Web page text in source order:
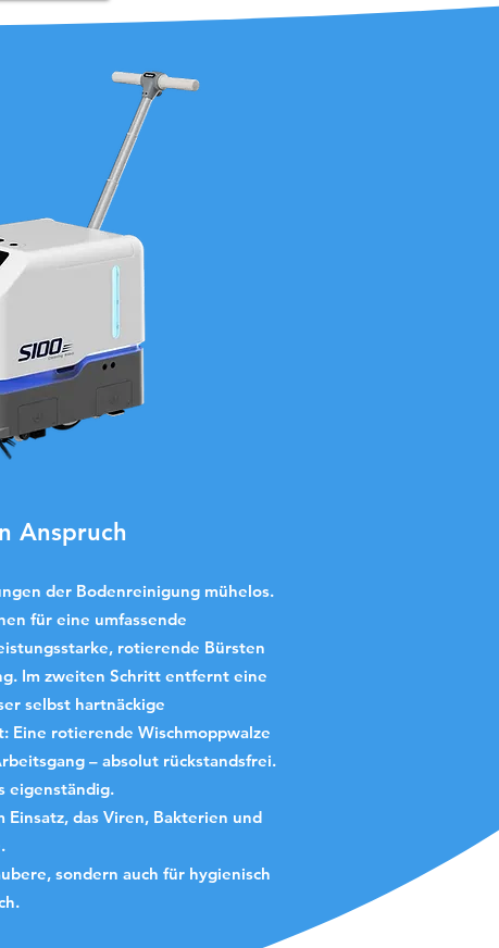
Anspruch
der Bodenreinigung mühelos.
für eine umfassende
rotierende Bürsten
Im zweiten Schritt entfernt eine
selbst hartnäckige
Eine rotierende Wischmoppwalze
– absolut rückstandsfrei.
eigenständig.
Einsatz, das Viren, Bakterien und
sondern auch für hygienisch